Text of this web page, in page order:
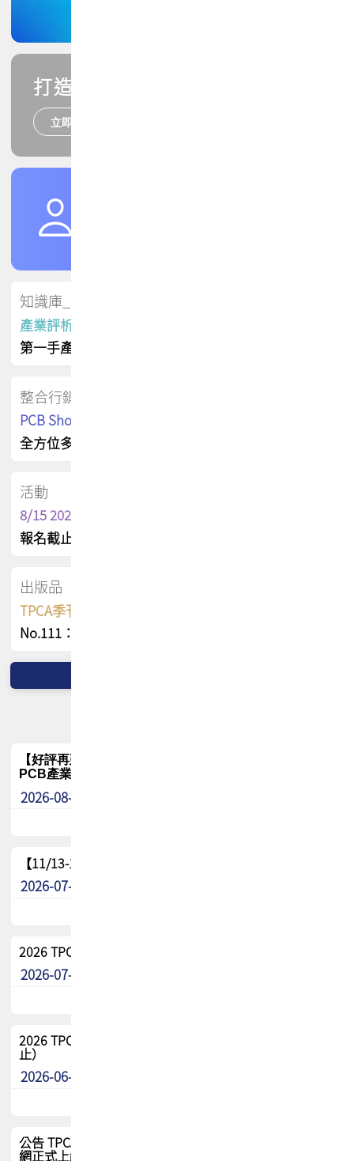
打造您的PCB專業技能
立即報名
知識庫_會員專屬
產業評析報告
第一手產業資訊
整合行銷
PCB Shop 採購指南
全方位多元曝光方案
活動
8/15 2026 TPCA健康盃保齡球聯誼賽
報名截止日 : 8/3 活動日期 : 8/15
出版品
TPCA季刊 FREE 線上版
No.111：PCB全球風險布局與韌性
【好評再延長】PCB GPT 全面開放體驗延長到8月!!
PCB產業專屬 AI 知識平台
2026-08-04
【11/13-15】2026 TPCA 百岳登頂_南橫三星
2026-07-22
2026 TPCA中南區會員問卷暨7/31交流餐敘報名
2026-07-08
2026 TPCA健康盃保齡球聯誼賽 熱烈報名中（8/3報名截
止）
2026-06-29
公告 TPCA 台灣電路板協會官網將迎來新面貌，7/1 新官
網正式上線！